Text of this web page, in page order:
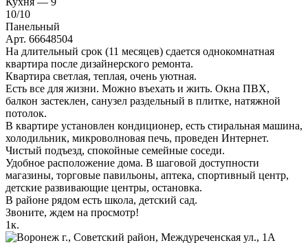
10/10
Панельный
Арт. 66648504
На длительный срок (11 месяцев) сдается однокомнатная
квартира после дизайнерского ремонта.
Квартира светлая, теплая, очень уютная.
Есть все для жизни. Можно въехать и жить. Окна ПВХ,
балкон застеклен, санузел раздельный в плитке, натяжной
потолок.
В квартире установлен кондиционер, есть стиральная машина,
холодильник, микроволновая печь, проведен Интернет.
Чистый подъезд, спокойные семейные соседи.
Удобное расположение дома. В шаговой доступности
магазины, торговые павильоны, аптека, спортивный центр,
детские развивающие центры, остановка.
В районе рядом есть школа, детский сад.
Звоните, ждем на просмотр!
1к.